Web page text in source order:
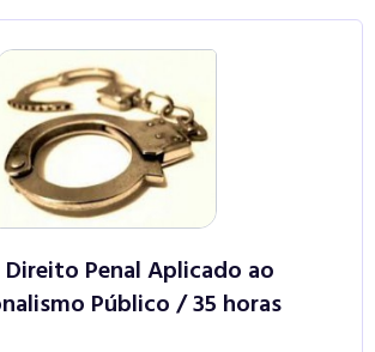
Direito Penal Aplicado ao
Público / 35 horas